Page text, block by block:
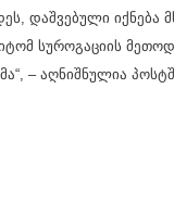
დაშვებული იქნება
სუროგაციის
– აღნიშნულია